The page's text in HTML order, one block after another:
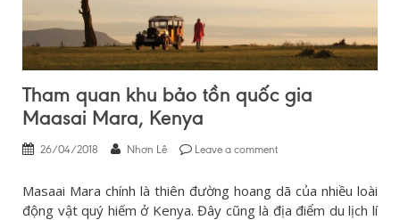
Tham quan khu bảo tồn quốc gia
Maasai Mara, Kenya
26/04/2018 Nhơn Lê Leave a comment
Masaai Mara chính là thiên đường hoang dã của nhiều loài
động vật quý hiếm ở Kenya. Đây cũng là địa điểm du lịch lí